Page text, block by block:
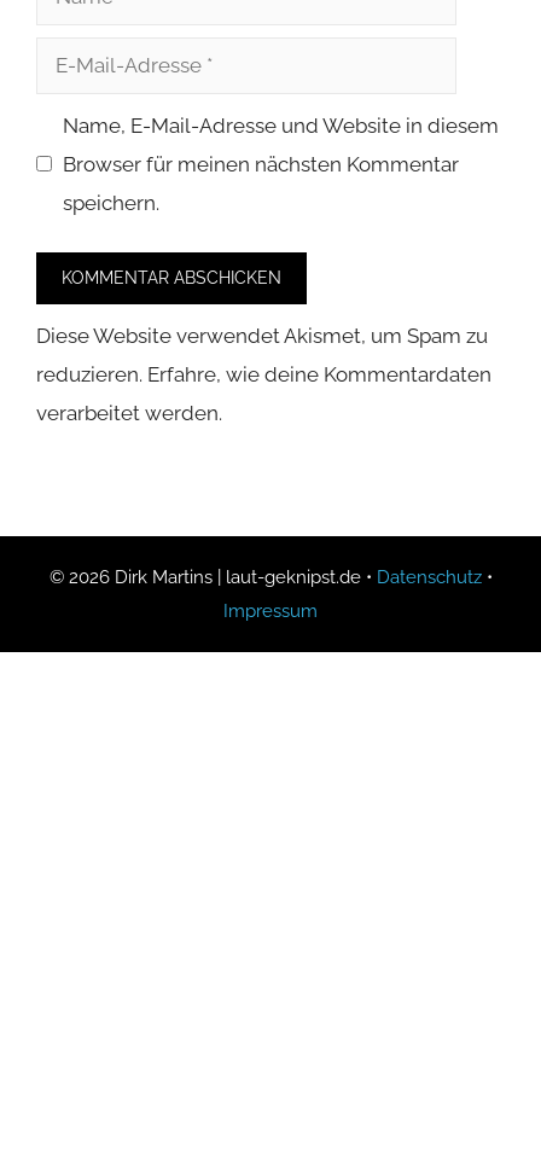
Adresse
Name, E-Mail-Adresse und Website in diesem
Browser für meinen nächsten Kommentar
speichern.
Diese Website verwendet Akismet, um Spam zu
reduzieren. Erfahre, wie deine Kommentardaten
verarbeitet werden.
© 2026 Dirk Martins | laut-geknipst.de • Datenschutz•
Impressum